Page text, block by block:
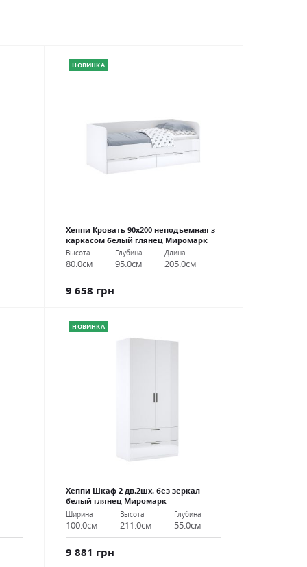
НОВИНКА
Хеппи Кровать 90х200 неподъемная з
каркасом белый глянец Миромарк
Высота
80.0см
Глубина
95.0см
Длина
205.0см
9 658 грн
НОВИНКА
Хеппи Шкаф 2 дв.2шх. без зеркал
белый глянец Миромарк
Ширина
100.0см
Высота
211.0см
Глубина
55.0см
9 881 грн